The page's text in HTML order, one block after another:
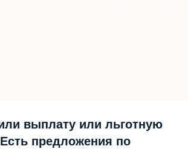
выплату или льготную
предложения по